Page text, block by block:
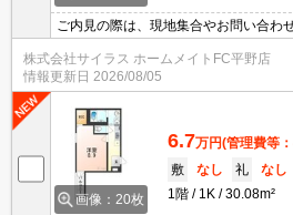
ご内見の際は、現地集合やお問い合わ
です♪初期費用のご予算が心配な方は
能ですのでご安心してお部屋探し頂け
株式会社サイラス ホームメイトFC平野店
情報更新日 2026/08/05
画像：20枚
6.7万円(管理費等
敷
なし 礼
なし
1階
1K 30.08m²